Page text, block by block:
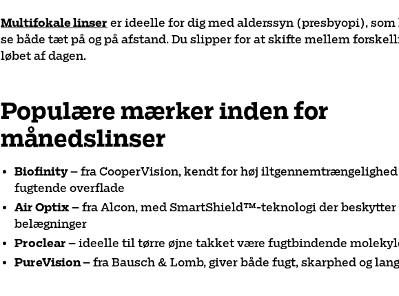
Multifokale linser er ideelle for dig med alderssyn (presbyopi), som
se både tæt på og på afstand. Du slipper for at skifte mellem
løbet af dagen.
Populære mærker inden for
månedslinser
Biofinity– fra CooperVision, kendt for høj iltgennemtrængelighed
fugtende overflade
Air Optix – fra Alcon, med SmartShield™-teknologi der beskytter
belægninger
Proclear – ideelle til tørre øjne takket være fugtbindende
PureVision– fra Bausch & Lomb, giver både fugt, skarphed og